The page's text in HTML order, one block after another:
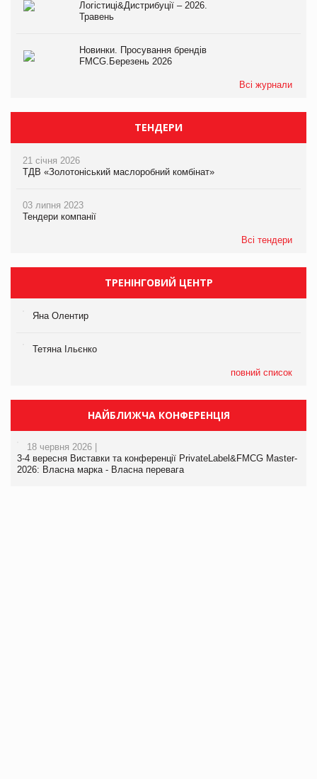
Логістиці&Дистрибуції – 2026.
Травень
Новинки. Просування брендів
FMCG.Березень 2026
Всі журнали
ТЕНДЕРИ
21 січня 2026
ТДВ «Золотоніський маслоробний комбінат»
03 липня 2023
Тендери компанії
Всі тендери
ТРЕНІНГОВИЙ ЦЕНТР
Яна Олентир
Тетяна Ільєнко
повний список
НАЙБЛИЖЧА КОНФЕРЕНЦІЯ
18 червня 2026 |
3-4 вересня Виставки та конференції PrivateLabel&FMCG Master-
2026: Власна марка - Власна перевага